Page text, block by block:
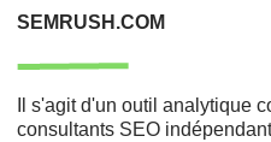
SEMRUSH.COM
Il s'agit d'un outil analytique
consultants SEO